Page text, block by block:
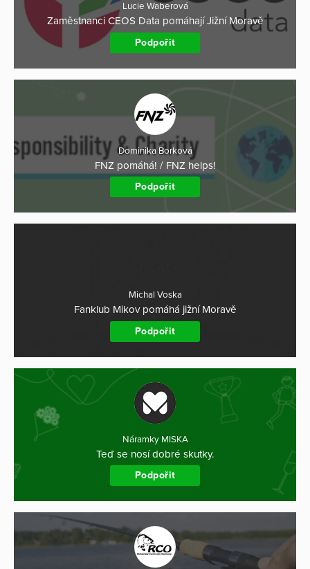
Lucie Waberová
Zaměstnanci CEOS Data pomáhají Jižní Moravě
Podpořit
Dominika Borková
FNZ pomáhá! / FNZ helps!
Podpořit
Michal Voska
Fanklub Mikov pomáhá jižní Moravě
Podpořit
Náramky MISKA
Teď se nosí dobré skutky.
Podpořit